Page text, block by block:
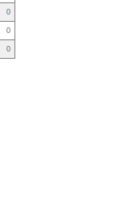
0
0
0